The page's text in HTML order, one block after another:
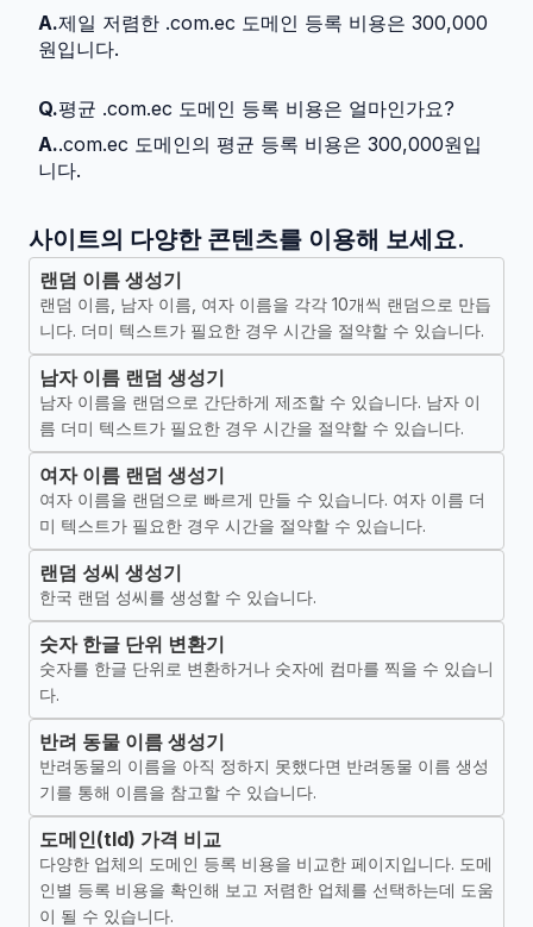
A.제일 저렴한 .com.ec 도메인 등록 비용은 300,000
원입니다.
Q.평균 .com.ec 도메인 등록 비용은 얼마인가요?
A..com.ec 도메인의 평균 등록 비용은 300,000원입
니다.
사이트의 다양한 콘텐츠를 이용해 보세요.
랜덤 이름 생성기
랜덤 이름, 남자 이름, 여자 이름을 각각 10개씩 랜덤으로 만듭
니다. 더미 텍스트가 필요한 경우 시간을 절약할 수 있습니다.
남자 이름 랜덤 생성기
남자 이름을 랜덤으로 간단하게 제조할 수 있습니다. 남자 이
름 더미 텍스트가 필요한 경우 시간을 절약할 수 있습니다.
여자 이름 랜덤 생성기
여자 이름을 랜덤으로 빠르게 만들 수 있습니다. 여자 이름 더
미 텍스트가 필요한 경우 시간을 절약할 수 있습니다.
랜덤 성씨 생성기
한국 랜덤 성씨를 생성할 수 있습니다.
숫자 한글 단위 변환기
숫자를 한글 단위로 변환하거나 숫자에 컴마를 찍을 수 있습니
다.
반려 동물 이름 생성기
반려동물의 이름을 아직 정하지 못했다면 반려동물 이름 생성
기를 통해 이름을 참고할 수 있습니다.
도메인(tld) 가격 비교
다양한 업체의 도메인 등록 비용을 비교한 페이지입니다. 도메
인별 등록 비용을 확인해 보고 저렴한 업체를 선택하는데 도움
이 될 수 있습니다.